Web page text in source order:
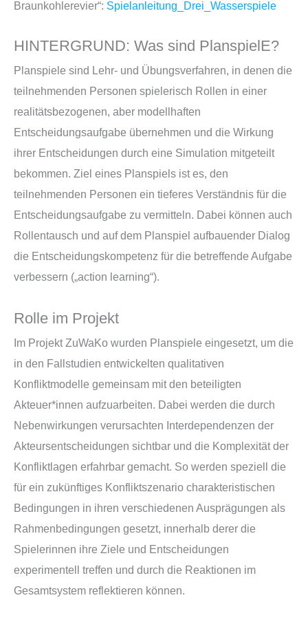
Braunkohlerevier“: Spielanleitung_Drei_Wasserspiele
HINTERGRUND: Was sind PlanspielE?
Planspiele sind Lehr- und Übungsverfahren, in denen die
teilnehmenden Personen spielerisch Rollen in einer
realitätsbezogenen, aber modellhaften
Entscheidungsaufgabe übernehmen und die Wirkung
ihrer Entscheidungen durch eine Simulation mitgeteilt
bekommen. Ziel eines Planspiels ist es, den
teilnehmenden Personen ein tieferes Verständnis für die
Entscheidungsaufgabe zu vermitteln. Dabei können auch
Rollentausch und auf dem Planspiel aufbauender Dialog
die Entscheidungskompetenz für die betreffende Aufgabe
verbessern („action learning“).
Rolle im Projekt
Im Projekt ZuWaKo wurden Planspiele eingesetzt, um die
in den Fallstudien entwickelten qualitativen
Konfliktmodelle gemeinsam mit den beteiligten
Akteuer*innen aufzuarbeiten. Dabei werden die durch
Nebenwirkungen verursachten Interdependenzen der
Akteursentscheidungen sichtbar und die Komplexität der
Konfliktlagen erfahrbar gemacht. So werden speziell die
für ein zukünftiges Konfliktszenario charakteristischen
Bedingungen in ihren verschiedenen Ausprägungen als
Rahmenbedingungen gesetzt, innerhalb derer die
Spielerinnen ihre Ziele und Entscheidungen
experimentell treffen und durch die Reaktionen im
Gesamtsystem reflektieren können.